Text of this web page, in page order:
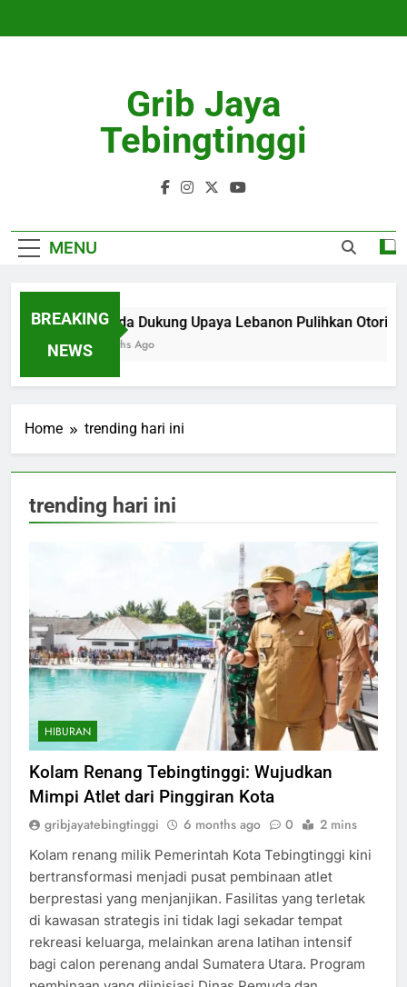
Grib Jaya
Tebingtinggi
MENU
BREAKING
NEWS
Kanada Dukung Upaya Lebanon Pulihkan
4 Months Ago
Home trending hari ini
trending hari ini
HIBURAN
Kolam Renang Tebingtinggi: Wujudkan
Mimpi Atlet dari Pinggiran Kota
gribjayatebingtinggi 6 months ago 0 2 mins
Kolam renang milik Pemerintah Kota Tebingtinggi kini
bertransformasi menjadi pusat pembinaan atlet
berprestasi yang menjanjikan. Fasilitas yang terletak
di kawasan strategis ini tidak lagi sekadar tempat
rekreasi keluarga, melainkan arena latihan intensif
bagi calon perenang andal Sumatera Utara. Program